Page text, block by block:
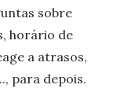
sobre
horário de
a atrasos,
para depois.